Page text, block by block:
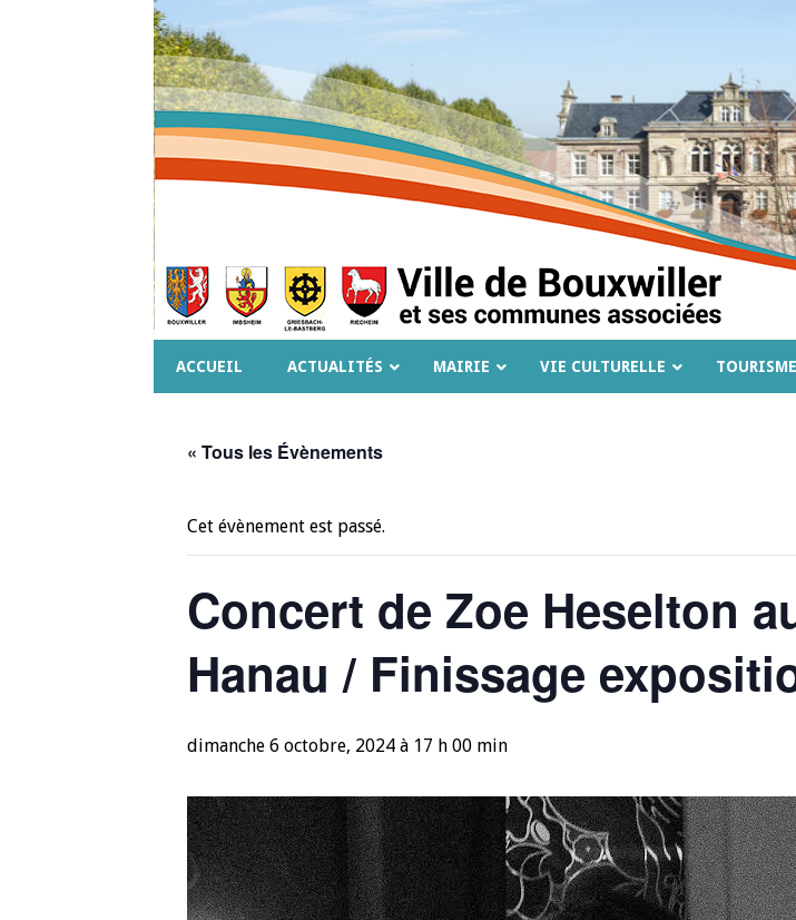
ACCUEIL ACTUALITÉS MAIRIE VIE CULTURELLE TOURISME
« Tous les Évènements
Cet évènement est passé.
Concert de Zoe Heselton
Hanau / Finissage
dimanche 6 octobre, 2024 à 17 h 00 min